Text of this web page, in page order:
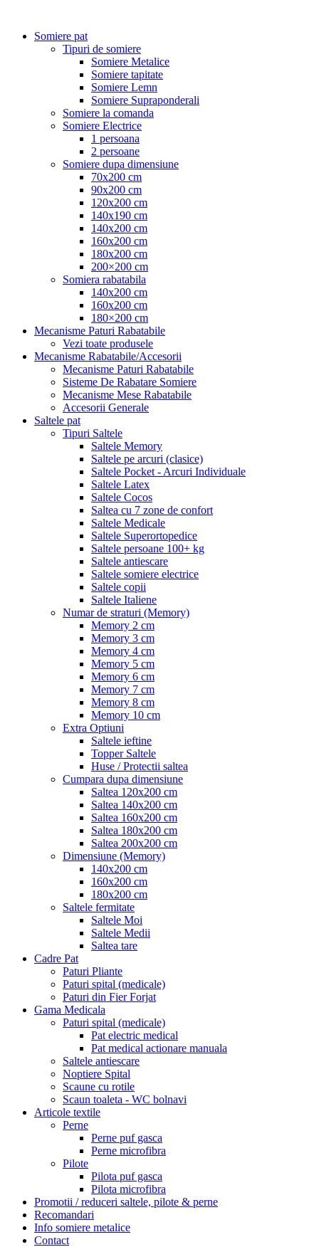
Somiere pat
Tipuri de somiere
Somiere Metalice
Somiere tapitate
Somiere Lemn
Somiere Supraponderali
Somiere la comanda
Somiere Electrice
1 persoana
2 persoane
Somiere dupa dimensiune
70x200 cm
90x200 cm
120x200 cm
140x190 cm
140x200 cm
160x200 cm
180x200 cm
200×200 cm
Somiera rabatabila
140x200 cm
160x200 cm
180×200 cm
Mecanisme Paturi Rabatabile
Vezi toate produsele
Mecanisme Rabatabile/Accesorii
Mecanisme Paturi Rabatabile
Sisteme De Rabatare Somiere
Mecanisme Mese Rabatabile
Accesorii Generale
Saltele pat
Tipuri Saltele
Saltele Memory
Saltele pe arcuri (clasice)
Saltele Pocket - Arcuri Individuale
Saltele Latex
Saltele Cocos
Saltea cu 7 zone de confort
Saltele Medicale
Saltele Superortopedice
Saltele persoane 100+ kg
Saltele antiescare
Saltele somiere electrice
Saltele copii
Saltele Italiene
Numar de straturi (Memory)
Memory 2 cm
Memory 3 cm
Memory 4 cm
Memory 5 cm
Memory 6 cm
Memory 7 cm
Memory 8 cm
Memory 10 cm
Extra Optiuni
Saltele ieftine
Topper Saltele
Huse / Protectii saltea
Cumpara dupa dimensiune
Saltea 120x200 cm
Saltea 140x200 cm
Saltea 160x200 cm
Saltea 180x200 cm
Saltea 200x200 cm
Dimensiune (Memory)
140x200 cm
160x200 cm
180x200 cm
Saltele fermitate
Saltele Moi
Saltele Medii
Saltea tare
Cadre Pat
Paturi Pliante
Paturi spital (medicale)
Paturi din Fier Forjat
Gama Medicala
Paturi spital (medicale)
Pat electric medical
Pat medical actionare manuala
Saltele antiescare
Noptiere Spital
Scaune cu rotile
Scaun toaleta - WC bolnavi
Articole textile
Perne
Perne puf gasca
Perne microfibra
Pilote
Pilota puf gasca
Pilota microfibra
Promotii / reduceri saltele, pilote & perne
Recomandari
Info somiere metalice
Contact